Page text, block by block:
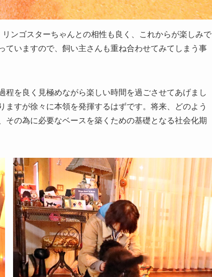
ンゴスターちゃんとの相性も良く、これからが楽しみで
いますので、飼い主さんも重ね合わせてみてしまう事
を良く見極めながら楽しい時間を過ごさせてあげまし
すが徐々に本領を発揮するはずです。将来、どのよう
の為に必要なベースを築くための基礎となる社会化期